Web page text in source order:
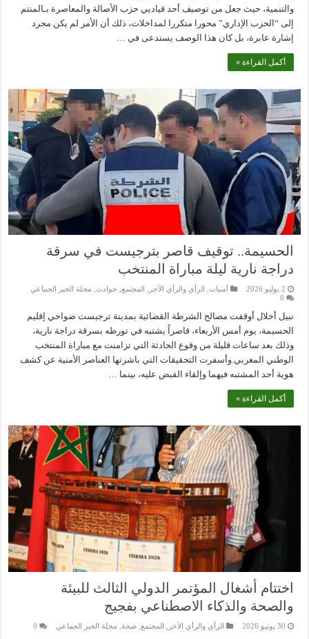
والتنمية، حيث جعل من توصيف أحد قياديي حزب الأصالة والمعاصرة بـالمنتم
إلى “الحزب الإداري” محورا متكررا لمداخلات، ذلك أن الأمر لم يكن مجرد
إشارة عابرة، بل كان هذا الوصف يستدعى في …
أكمل القراءة »
الحسيمة.. توقيف قاصر بترجيست في سرقة
دراجة نارية ليلة مباراة المنتخب
2 يوليو 2026 أمنيات الرأي والرأي الآخر المجتمع حوادث مجلة الخبر الجماعي
0
نبيل أخلال أوقفت مصالح الشرطة القضائية بمدينة ترجيست ضواحي إقليم
الحسيمة، يوم أمس الأربعاء، قاصراً يشتبه في تورطه بسرقة دراجة نارية،
وذلك بعد ساعات قليلة من وقوع الحادثة التي تزامنت مع مباراة المنتخب
الوطني المغربي.وأسفرت التحقيقات التي باشرتها العناصر الأمنية عن كشف
هوية أحد المشتبه فيهما وإلقاء القبض عليه، بينما …
أكمل القراءة »
اختتام أشغال المؤتمر الدولي الثالث للبيئة
والصحة والذكاء الاصطناعي بفجيج
30 يونيو 2026 الرأي والرأي الآخر المجتمع ,صحة مجلة الخبر الجماعي 0